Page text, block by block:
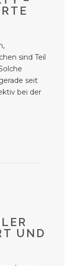
sind Teil
seit
bei der
UND